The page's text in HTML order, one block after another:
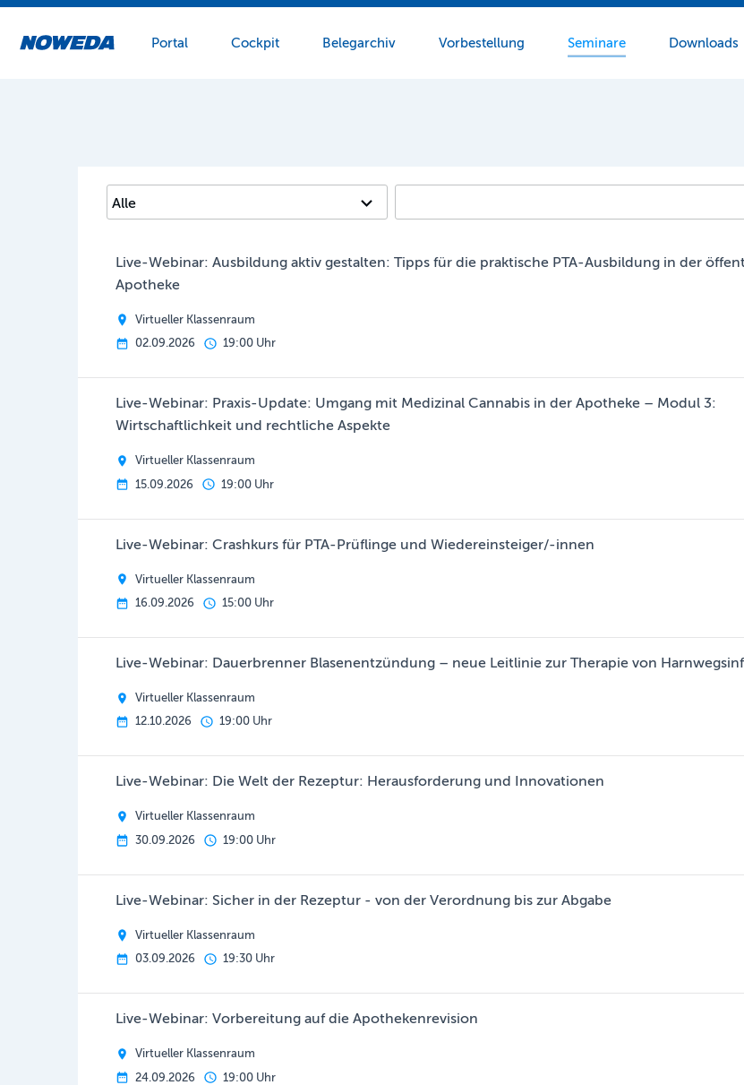
Portal Cockpit Belegarchiv Vorbestellung Seminare Downloads
Live-Webinar: Ausbildung aktiv gestalten: Tipps für die praktische PTA-Ausbildung in der
Apotheke
Virtueller Klassenraum
02.09.2026
19:00 Uhr
Live-Webinar: Praxis-Update: Umgang mit Medizinal Cannabis in der Apotheke – Modul 3:
Wirtschaftlichkeit und rechtliche Aspekte
Virtueller Klassenraum
15.09.2026
19:00 Uhr
Live-Webinar: Crashkurs für PTA-Prüflinge und Wiedereinsteiger/-innen
Virtueller Klassenraum
16.09.2026
15:00 Uhr
Live-Webinar: Dauerbrenner Blasenentzündung – neue Leitlinie zur Therapie von
Virtueller Klassenraum
12.10.2026
19:00 Uhr
Live-Webinar: Die Welt der Rezeptur: Herausforderung und Innovationen
Virtueller Klassenraum
30.09.2026
19:00 Uhr
Live-Webinar: Sicher in der Rezeptur - von der Verordnung bis zur Abgabe
Virtueller Klassenraum
03.09.2026
19:30 Uhr
Live-Webinar: Vorbereitung auf die Apothekenrevision
Virtueller Klassenraum
24.09.2026
19:00 Uhr